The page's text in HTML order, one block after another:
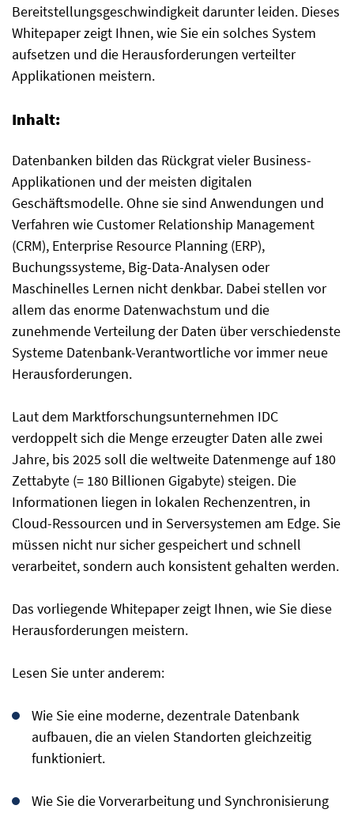
Bereitstellungsgeschwindigkeit darunter leiden. Dieses
Whitepaper zeigt Ihnen, wie Sie ein solches System
aufsetzen und die Herausforderungen verteilter
Applikationen meistern.
Inhalt:
Datenbanken bilden das Rückgrat vieler Business-
Applikationen und der meisten digitalen
Geschäftsmodelle. Ohne sie sind Anwendungen und
Verfahren wie Customer Relationship Management
(CRM), Enterprise Resource Planning (ERP),
Buchungssysteme, Big-Data-Analysen oder
Maschinelles Lernen nicht denkbar. Dabei stellen vor
allem das enorme Datenwachstum und die
zunehmende Verteilung der Daten über verschiedenste
Systeme Datenbank-Verantwortliche vor immer neue
Herausforderungen.
Laut dem Marktforschungsunternehmen IDC
verdoppelt sich die Menge erzeugter Daten alle zwei
Jahre, bis 2025 soll die weltweite Datenmenge auf 180
Zettabyte (= 180 Billionen Gigabyte) steigen. Die
Informationen liegen in lokalen Rechenzentren, in
Cloud-Ressourcen und in Serversystemen am Edge. Sie
müssen nicht nur sicher gespeichert und schnell
verarbeitet, sondern auch konsistent gehalten werden.
Das vorliegende Whitepaper zeigt Ihnen, wie Sie diese
Herausforderungen meistern.
Lesen Sie unter anderem:
Wie Sie eine moderne, dezentrale Datenbank
aufbauen, die an vielen Standorten gleichzeitig
funktioniert.
Wie Sie die Vorverarbeitung und Synchronisierung